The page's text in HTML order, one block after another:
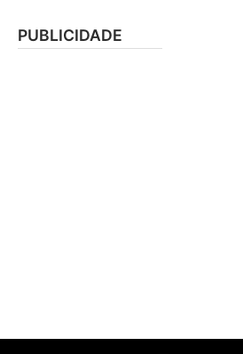
PUBLICIDADE